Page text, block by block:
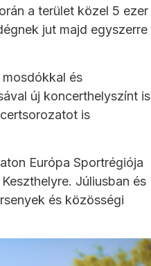
a terület közel 5 ezer
jut majd egyszerre
és
új koncerthelyszínt is
is
Európa Sportrégiója
Júliusban és
és közösségi